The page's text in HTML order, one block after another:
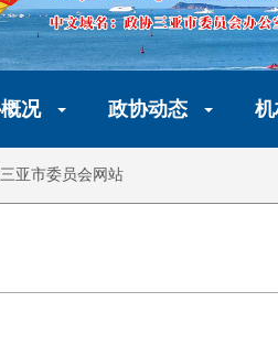
况 政协动态
亚市委员会网站